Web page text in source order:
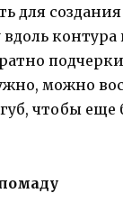
для
контура
можно
чтобы еще